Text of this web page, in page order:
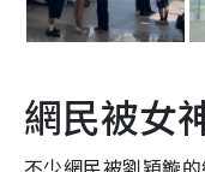
網民被女